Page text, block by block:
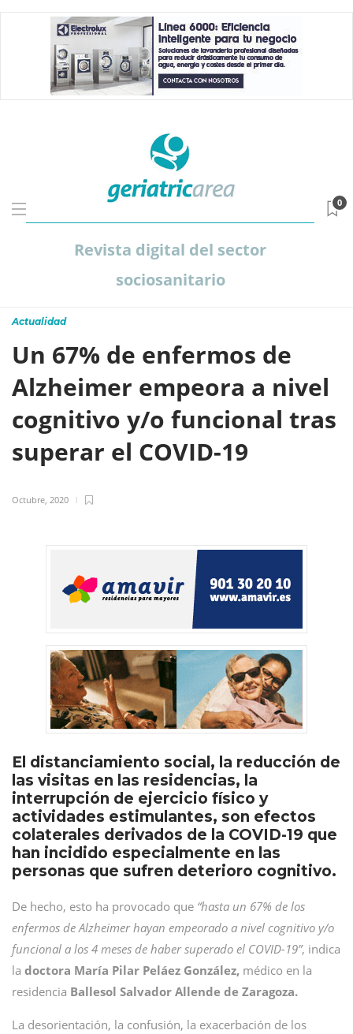
Revista digital del sector
sociosanitario
0
Actualidad
Un 67% de enfermos de
Alzheimer empeora a nivel
cognitivo y/o funcional tras
superar el COVID-19
Octubre, 2020
El distanciamiento social, la reducción de
las visitas en las residencias, la
interrupción de ejercicio físico y
actividades estimulantes, son efectos
colaterales derivados de la COVID-19 que
han incidido especialmente en las
personas que sufren deterioro cognitivo.
De hecho, esto ha provocado que “hasta un 67% de los
enfermos de Alzheimer hayan empeorado a nivel cognitivo y/o
funcional a los 4 meses de haber superado el COVID-19”, indica
la doctora María Pilar Peláez González, médico en la
residencia Ballesol Salvador Allende de Zaragoza.
La desorientación, la confusión, la exacerbación de los